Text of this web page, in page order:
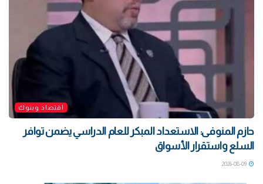
اقتصاد وبنوك
حازم المنوفى: الاستعداد المبكر للعام الدراسي يضمن توافر
السلع واستقرار الأسواق